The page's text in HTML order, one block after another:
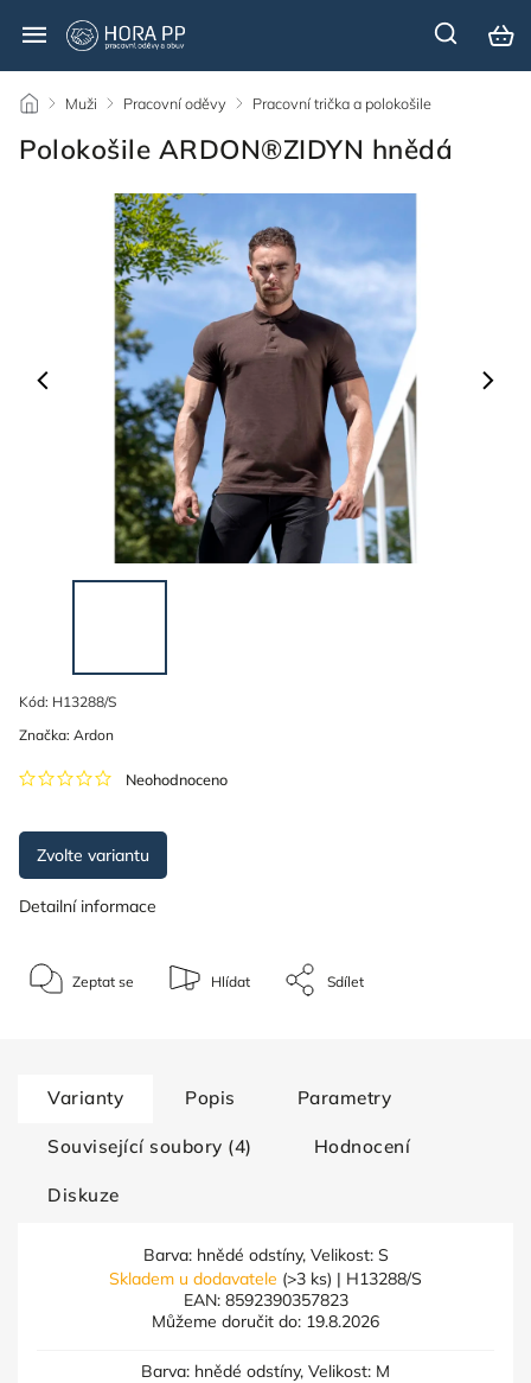
/ Muži / Pracovní oděvy / Pracovní trička a polokošile
Polokošile ARDON®ZIDYN hnědá
Kód: H13288/S
Neohodnoceno
Značka: Ardon
Zvolte variantu
Detailní informace
Zeptat se Hlídat Sdílet
Varianty Popis Parametry
Související soubory (4) Hodnocení
Diskuze
Barva: hnědé odstíny, Velikost: S
Skladem u dodavatele (>3 ks) | H13288/S
EAN: 8592390357823
Můžeme doručit do: 19.8.2026
Barva: hnědé odstíny, Velikost: M